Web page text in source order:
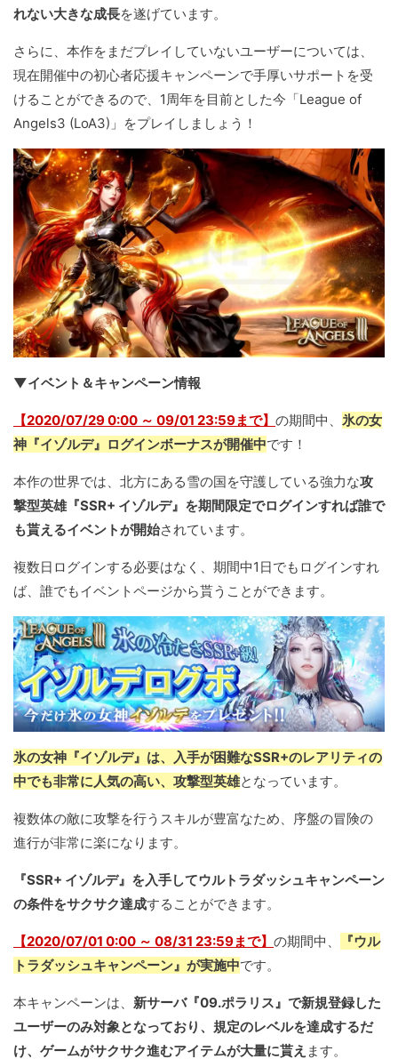
れない大きな成長を遂げています。
さらに、本作をまだプレイしていないユーザーについては、
現在開催中の初心者応援キャンペーンで手厚いサポートを受
けることができるので、1周年を目前とした今「League of
Angels3 (LoA3)」をプレイしましょう！
▼イベント＆キャンペーン情報
【2020/07/29 0:00 ～ 09/01 23:59まで】 の期間中、 氷の女
神『イゾルデ』ログインボーナスが開催中です！
本作の世界では、北方にある雪の国を守護している強力な攻
撃型英雄『SSR+ イゾルデ』を期間限定でログインすれば誰で
も貰えるイベントが開始されています。
複数日ログインする必要はなく、期間中1日でもログインすれ
ば、誰でもイベントページから貰うことができます。
氷の女神『イゾルデ』は、入手が困難なSSR+のレアリティの
中でも非常に人気の高い、攻撃型英雄となっています。
複数体の敵に攻撃を行うスキルが豊富なため、序盤の冒険の
進行が非常に楽になります。
『SSR+ イゾルデ』を入手してウルトラダッシュキャンペーン
の条件をサクサク達成することができます。
【2020/07/01 0:00 ～ 08/31 23:59まで】 の期間中、
『ウル
トラダッシュキャンペーン』が実施中です。
本キャンペーンは、 新サーバ『09.ポラリス』で新規登録した
ユーザーのみ対象となっており、規定のレベルを達成するだ
け、ゲームがサクサク進むアイテムが大量に貰え ます。